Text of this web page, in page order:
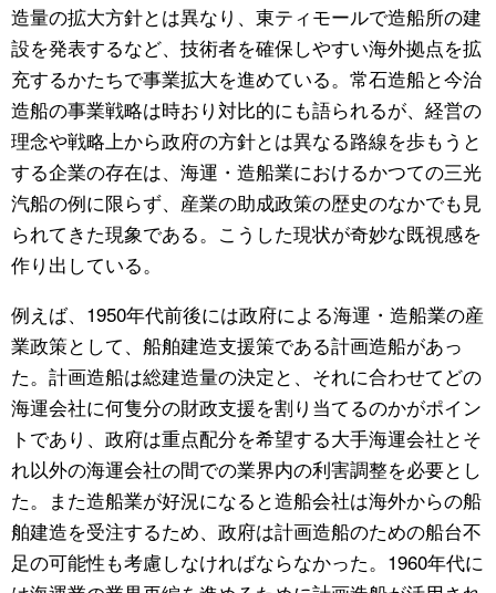
造量の拡大方針とは異なり、東ティモールで造船所の建
設を発表するなど、技術者を確保しやすい海外拠点を拡
充するかたちで事業拡大を進めている。常石造船と今治
造船の事業戦略は時おり対比的にも語られるが、経営の
理念や戦略上から政府の方針とは異なる路線を歩もうと
する企業の存在は、海運・造船業におけるかつての三光
汽船の例に限らず、産業の助成政策の歴史のなかでも見
られてきた現象である。こうした現状が奇妙な既視感を
作り出している。
例えば、1950年代前後には政府による海運・造船業の産
業政策として、船舶建造支援策である計画造船があっ
た。計画造船は総建造量の決定と、それに合わせてどの
海運会社に何隻分の財政支援を割り当てるのかがポイン
トであり、政府は重点配分を希望する大手海運会社とそ
れ以外の海運会社の間での業界内の利害調整を必要とし
た。また造船業が好況になると造船会社は海外からの船
舶建造を受注するため、政府は計画造船のための船台不
足の可能性も考慮しなければならなかった。1960年代に